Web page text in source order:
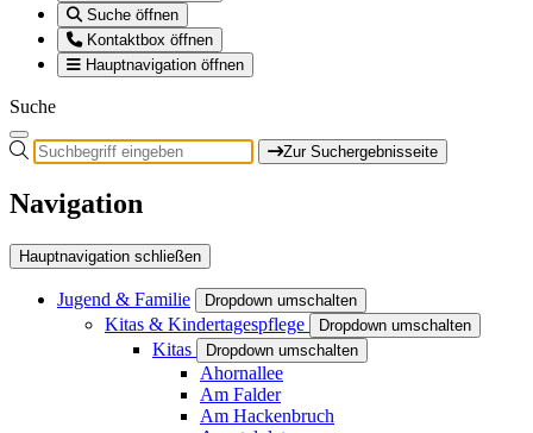
Suche öffnen
Kontaktbox öffnen
Hauptnavigation öffnen
Suche
Zur Suchergebnisseite
Navigation
Hauptnavigation schließen
Jugend & Familie Dropdown umschalten
Kitas & Kindertagespflege Dropdown umschalten
Kitas Dropdown umschalten
Ahornallee
Am Falder
Am Hackenbruch